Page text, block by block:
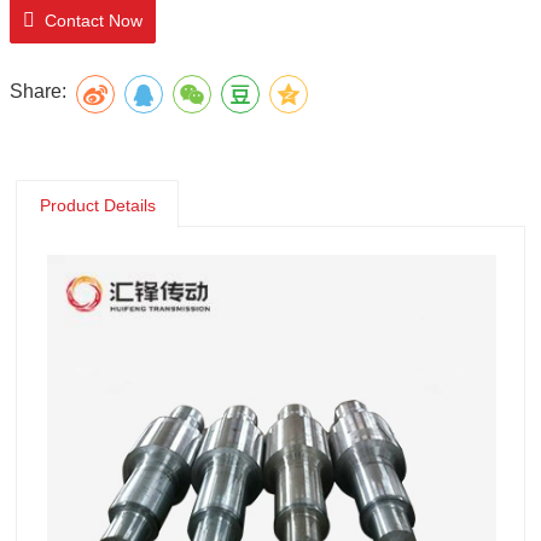
Contact Now
Share:
Product Details